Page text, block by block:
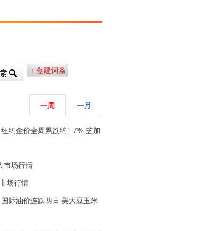
＋创建词条
一周 一月
纽约金价全周累跌约1.7% 芝加
市场行情
场行情
国际油价连跌两日 美大豆玉米